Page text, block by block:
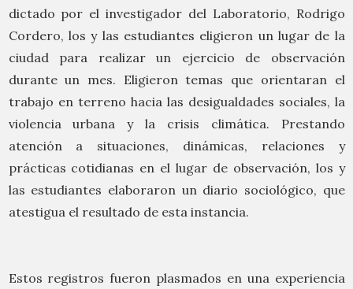
dictado por el investigador del Laboratorio, Rodrigo
Cordero, los y las estudiantes eligieron un lugar de la
ciudad para realizar un ejercicio de observación
durante un mes. Eligieron temas que orientaran el
trabajo en terreno hacia las desigualdades sociales, la
violencia urbana y la crisis climática. Prestando
atención a situaciones, dinámicas, relaciones y
prácticas cotidianas en el lugar de observación, los y
las estudiantes elaboraron un diario sociológico, que
atestigua el resultado de esta instancia.
Estos registros fueron plasmados en una experiencia